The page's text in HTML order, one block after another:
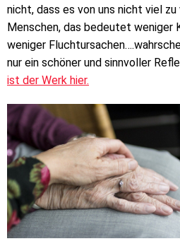
nicht, dass es von uns nicht viel
Menschen, das bedeutet weniger
weniger
nur ein schöner und sinnvoller
ist der Werk hier.